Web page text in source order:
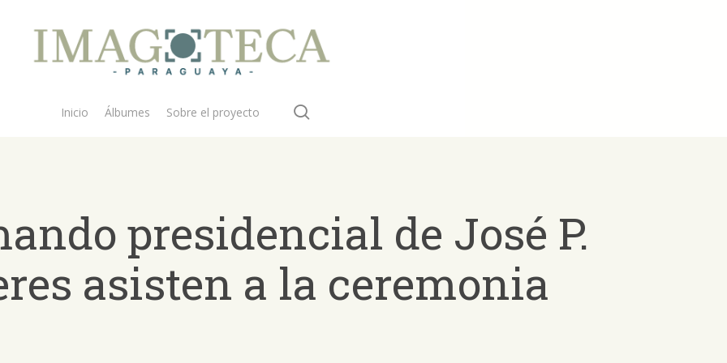
buscar?
Inicio Álbumes Sobre el proyecto
presidencial de José P.
asisten a la ceremonia